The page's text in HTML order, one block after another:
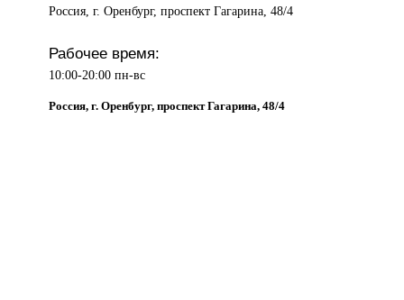
Россия, г. Оренбург, проспект Гагарина, 48/4
Рабочее время:
10:00-20:00 пн-вс
Россия, г. Оренбург, проспект Гагарина, 48/4